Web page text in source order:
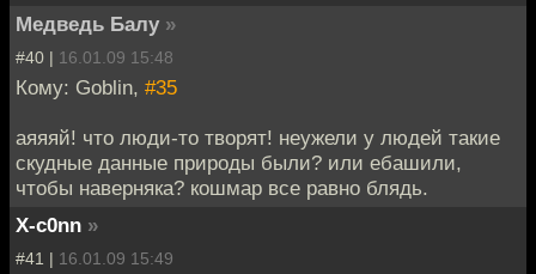
Медведь Балу »
#40 | 16.01.09 15:48
Кому: Goblin, #35
аяяяй! что люди-то творят! неужели у людей такие
скудные данные природы были? или ебашили,
чтобы наверняка? кошмар все равно блядь.
X-c0nn »
#41 | 16.01.09 15:49